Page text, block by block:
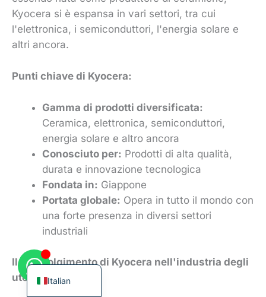
Kyocera si è espansa in vari settori, tra cui
l'elettronica, i semiconduttori, l'energia solare e
altri ancora.
Punti chiave di Kyocera:
Gamma di prodotti diversificata:
Ceramica, elettronica, semiconduttori,
energia solare e altro ancora
Conosciuto per: Prodotti di alta qualità,
durata e innovazione tecnologica
Fondata in: Giappone
Portata globale: Opera in tutto il mondo con
una forte presenza in diversi settori
industriali
Il coinvolgimento di Kyocera nell'industria degli
utensili da taglio:
Italian
English
Spanish
Russian
Chinese
Japanese
German
French
Korean